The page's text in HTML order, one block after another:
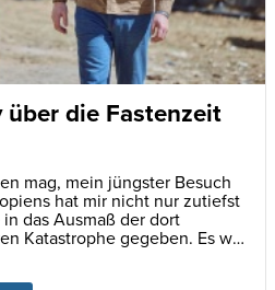
die Fastenzeit
mag, mein jüngster Besuch
hat mir nicht nur zutiefst
das Ausmaß der dort
Katastrophe gegeben. Es war